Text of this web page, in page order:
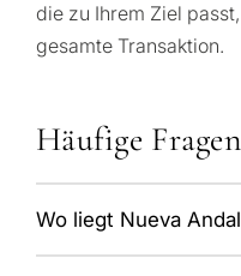
die zu Ihrem Ziel
gesamte Transaktion.
Häufige Fragen
Wo liegt Nueva